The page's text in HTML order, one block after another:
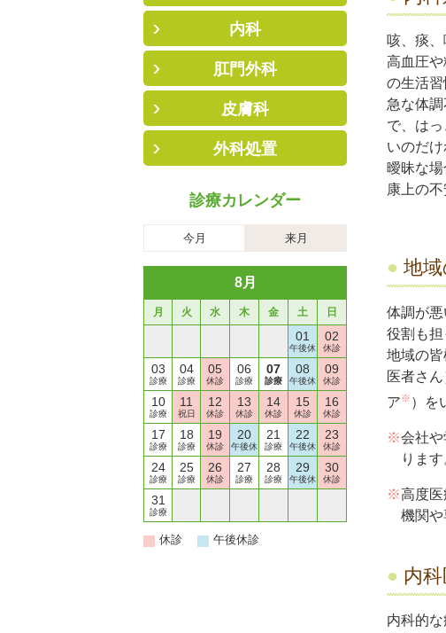
内科
肛門外科
皮膚科
外科処置
診療カレンダー
今月 来月
8月
月 火 水 木 金 土 日
01
午後休
02
休診
03
診療
04
診療
05
休診
06
診療
07
診療
08
午後休
09
休診
10
診療
11
祝日
12
休診
13
休診
14
休診
15
休診
16
休診
17
診療
18
診療
19
休診
20
午後休
21
診療
22
午後休
23
休診
24
診療
25
診療
26
休診
27
診療
28
診療
29
午後休
30
休診
31
診療
休診 午後休診
咳、痰
高血圧
の生活習
急な体
で、は
いのだ
曖昧な
康上の
地
体調が
役割も担
地域の
医者さ
ア※ ）を
※会社
ります
※高度
機関や
内
内科的